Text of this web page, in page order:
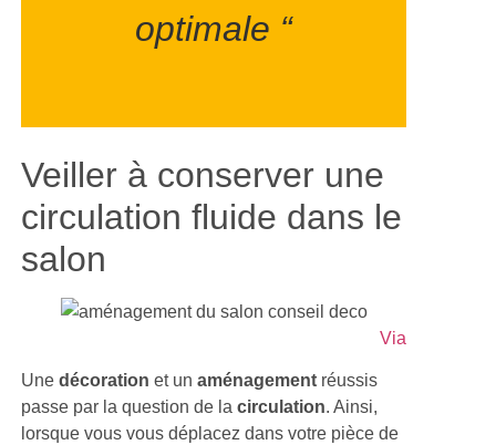
optimale “
Veiller à conserver une
circulation fluide dans le
salon
Via
Unedécoration et unaménagement réussis
passe par la question de lacirculation. Ainsi,
lorsque vous vous déplacez dans votre pièce de